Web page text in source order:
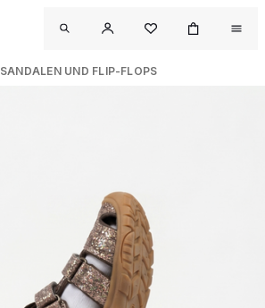
SANDALEN UND FLIP-FLOPS